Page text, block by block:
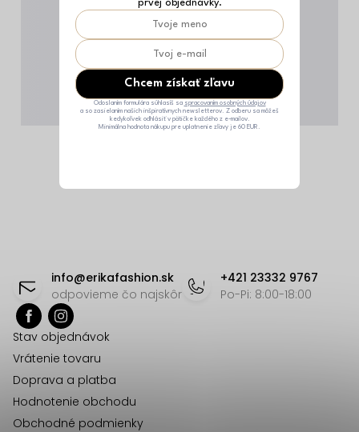
info@erikafashion.sk
odpovieme čo najskôr
+421 23332 9767
Po-Pi: 8:00-18:00
Stav objednávok
Vrátenie tovaru
Doprava a platba
Hodnotenie obchodu
Obchodné podmienky
prvej objednávky.
Chcem získať zľavu
Odoslaním formulára súhlasíš sa spracovaním osobných údajov
a so zasielaním našich inšpiratívnych newsletterov. Z odberu sa môžeš
kedykoľvek odhlásiť v pätičke každého z e-mailov.
Minimálna hodnota nákupu pre uplatnenie zľavy je 60 EUR.